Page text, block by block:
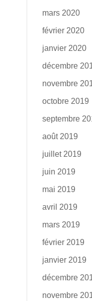
mars 2020
février 2020
janvier 2020
décembre
novembre
octobre 2019
septembre
août 2019
juillet 2019
juin 2019
mai 2019
avril 2019
mars 2019
février 2019
janvier 2019
décembre
novembre